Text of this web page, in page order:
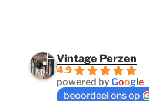
Vintage Perzen
4.9
powered byGoogle
beoordeel ons op